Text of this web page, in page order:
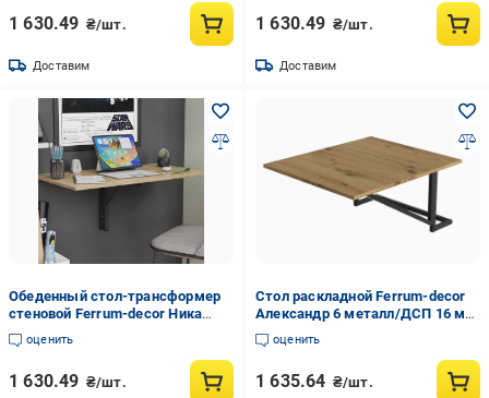
1 630.49 ₴/шт.
Доставим
1 630.49 ₴/шт.
Доставим
Обеденный стол-трансформер
стеновой Ferrum-decor Ника
металл/ДСП 16 мм 420x900x500
мм Черный/Дуб Сонома (FRD-
оценить
1 630.49 ₴/шт.
Стол раскладной Ferrum-decor
Александр 6 металл/ДСП 16 мм
750x600x700 мм Черный/Дуб
Артизан (FRD-104897)
оценить
1 635.64 ₴/шт.